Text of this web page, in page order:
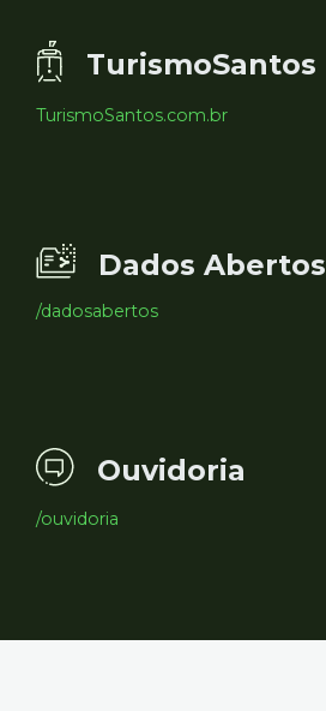
TurismoSantos
TurismoSantos.com.br
Dados Abertos
/dadosabertos
Ouvidoria
/ouvidoria